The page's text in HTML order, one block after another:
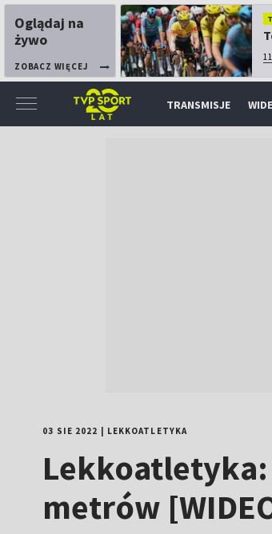
Oglądaj na
żywo
ZOBACZ WIĘCEJ
TRANSMISJE
03 SIE 2022 LEKKOATLETYKA
Lekkoatletyka:
metrów